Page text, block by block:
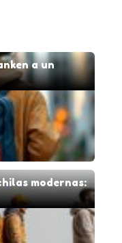
a un
modernas: